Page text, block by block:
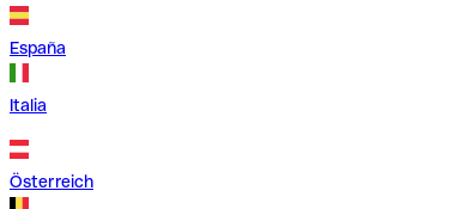
España
Italia
Österreich